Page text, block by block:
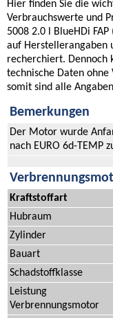
Hier finden Sie die
Verbrauchswerte und
5008 2.0 l BlueHDi
auf Herstellerangaben
recherchiert. Dennoch
technische Daten
somit sind alle
Bemerkungen
Der Motor wurde
nach EURO 6d-TEMP
Kraftstoffart
Hubraum
Zylinder
Bauart
Schadstoffklasse
Leistung
Verbrennungsmotor